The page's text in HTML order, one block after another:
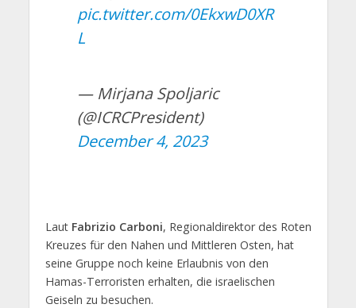
pic.twitter.com/0EkxwD0XR
L
— Mirjana Spoljaric
(@ICRCPresident)
December 4, 2023
Laut Fabrizio Carboni, Regionaldirektor des Roten
Kreuzes für den Nahen und Mittleren Osten, hat
seine Gruppe noch keine Erlaubnis von den
Hamas-Terroristen erhalten, die israelischen
Geiseln zu besuchen.